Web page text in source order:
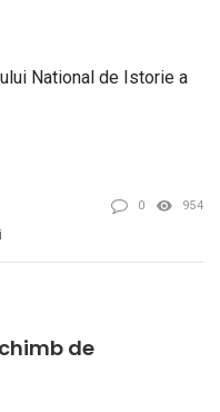
National de Istorie a
0 954
de